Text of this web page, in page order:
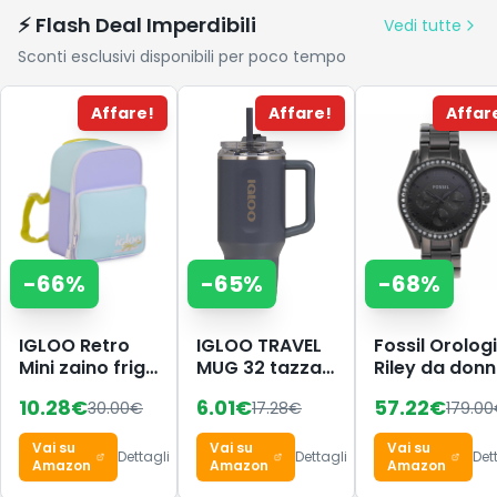
Sonno, IP68
Impermeabile,
Compatibile
con Android
vitamina E
ml
⚡ Flash Deal Imperdibili
Vedi tutte
Sconti esclusivi disponibili per poco tempo
Affare!
-66%
IGLOO Retro
Mini zaino frigo
termica 9 L,
design retrò,
zaino leggero
per spiaggia,
10.28€30.00€
Vai su
Amazon
Dettagli
Affare!
-65%
IGLOO TRAVEL
MUG 32 tazza
in acciaio inox
con cannuccia
– borraccia
ermetica
6.01€17.28€
Vai su
Amazon
Dettagli
-68%
Fossil
Riley da
quarzo
cassa in
acciaio
57.22€179.00
Vai su
Amazon